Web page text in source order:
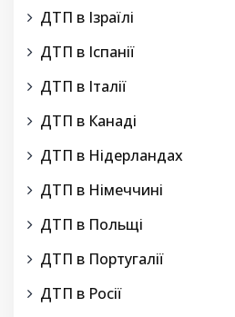
ДТП в Ізраїлі
ДТП в Іспанії
ДТП в Італії
ДТП в Канаді
ДТП в Нідерландах
ДТП в Німеччині
ДТП в Польщі
ДТП в Португалії
ДТП в Росії